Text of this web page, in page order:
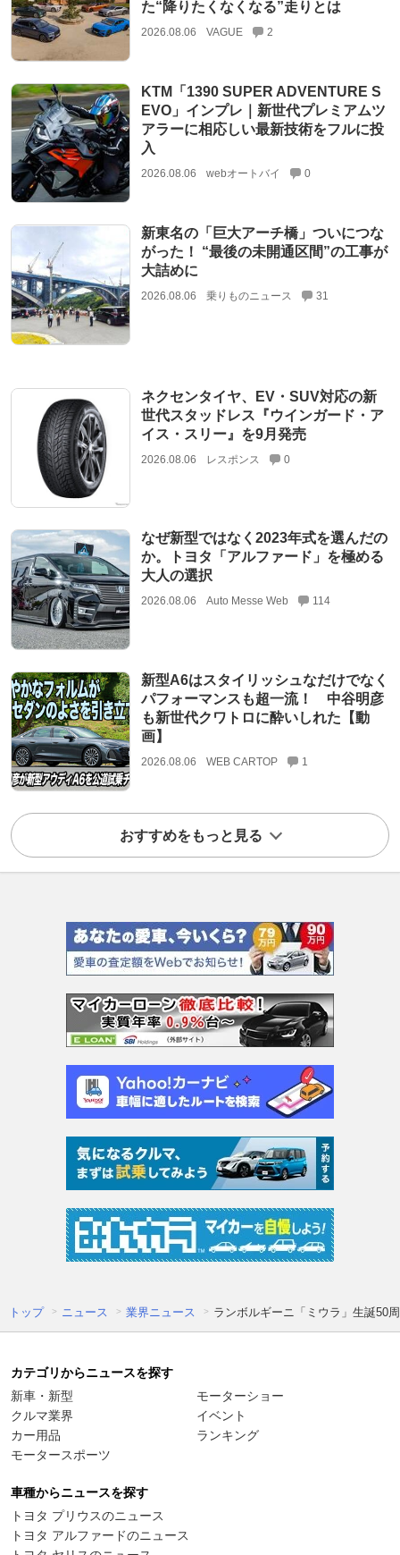
た“降りたくなくなる”走りとは
2026.08.06 VAGUE 2
KTM「1390 SUPER ADVENTURE S
EVO」インプレ｜新世代プレミアムツ
アラーに相応しい最新技術をフルに投
入
2026.08.06 webオートバイ 0
新東名の「巨大アーチ橋」ついにつな
がった！ “最後の未開通区間”の工事が
大詰めに
2026.08.06 乗りものニュース 31
ネクセンタイヤ、EV・SUV対応の新
世代スタッドレス『ウインガード・ア
イス・スリー』を9月発売
2026.08.06 レスポンス 0
なぜ新型ではなく2023年式を選んだの
か。トヨタ「アルファード」を極める
大人の選択
2026.08.06 Auto Messe Web 114
新型A6はスタイリッシュなだけでなく
パフォーマンスも超一流！ 中谷明彦
も新世代クワトロに酔いしれた【動
画】
2026.08.06 WEB CARTOP 1
おすすめをもっと見る
トップ ニュース 業界ニュース ランボルギーニ「ミウラ」生誕50
カテゴリからニュースを探す
新車・新型
クルマ業界
カー用品
モータースポーツ
モーターショー
イベント
ランキング
車種からニュースを探す
トヨタ プリウスのニュース
トヨタ アルファードのニュース